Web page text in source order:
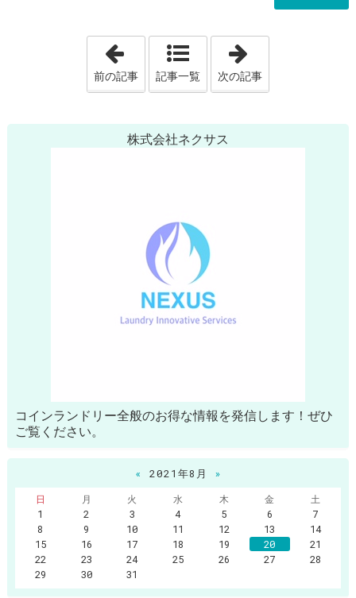
「コインランドリーの春」
前の記事 記事一覧 次の記事
株式会社ネクサス
コインランドリー全般のお得な情報を発信します！ぜひ
ご覧ください。
« 2021年8月
»
日
月 火 水 木 金
土
1
2 3 4 5 6
7
8
9 10 11 12 13
14
15
16 17 18 19 20
21
22
23 24 25 26 27
28
29
30 31